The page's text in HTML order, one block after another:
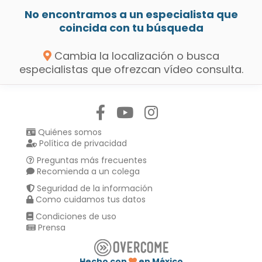
No encontramos a un especialista que
coincida con tu búsqueda
Cambia la localización o busca
especialistas que ofrezcan vídeo consulta.
Quiénes somos
Política de privacidad
Preguntas más frecuentes
Recomienda a un colega
Seguridad de la información
Como cuidamos tus datos
Condiciones de uso
Prensa